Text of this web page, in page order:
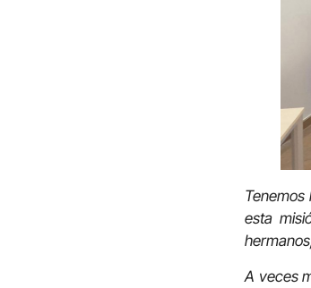
esta
A veces